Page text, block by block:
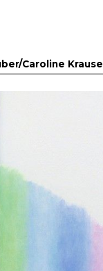
Caroline Krause